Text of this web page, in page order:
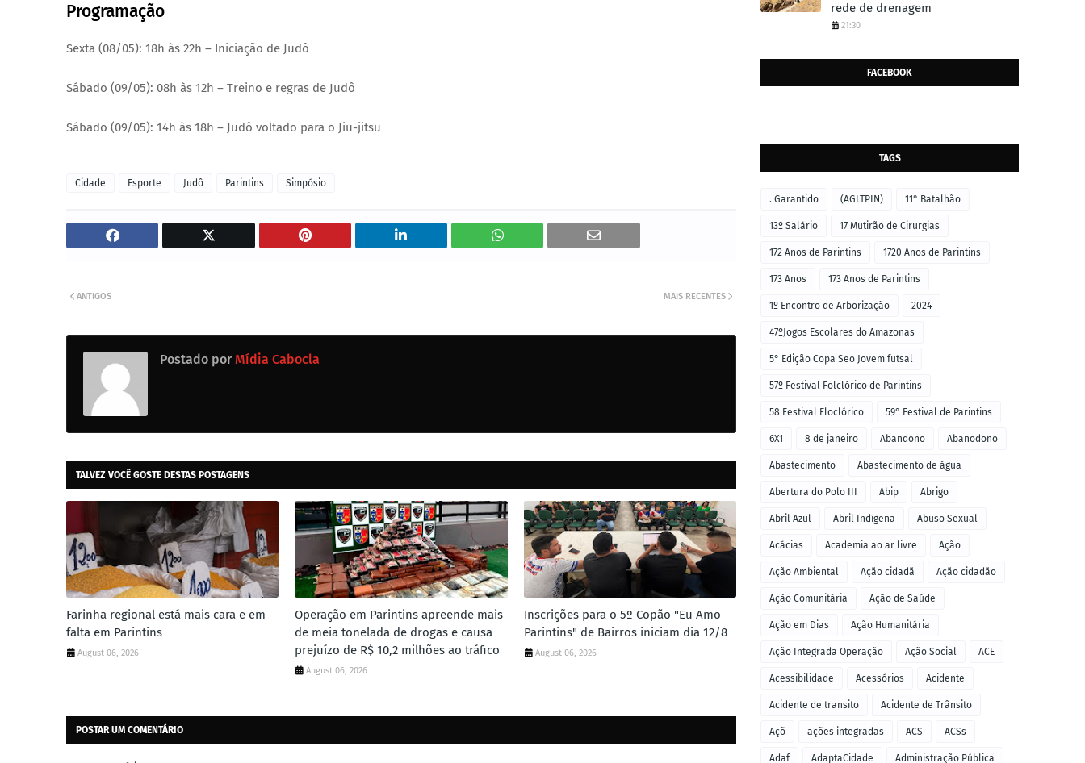
Programação
Sexta (08/05): 18h às 22h – Iniciação de Judô
Sábado (09/05): 08h às 12h – Treino e regras de Judô
Sábado (09/05): 14h às 18h – Judô voltado para o Jiu-jitsu
Cidade Esporte Judô Parintins Simpósio
MAIS RECENTES
ANTIGOS
Postado por Mídia Cabocla
TALVEZ VOCÊ GOSTE DESTAS POSTAGENS
Farinha regional está mais cara e em
falta em Parintins
August 06, 2026
Operação em Parintins apreende mais
de meia tonelada de drogas e causa
prejuízo de R$ 10,2 milhões ao tráfico
August 06, 2026
Inscrições para o 5º Copão "Eu Amo
Parintins" de Bairros iniciam dia 12/8
August 06, 2026
POSTAR UM COMENTÁRIO
rede de drenagem
21:30
FACEBOOK
TAGS
. Garantido (AGLTPIN) 11° Batalhão
13º Salário 17 Mutirão de Cirurgias
172 Anos de Parintins 1720 Anos de Parintins
173 Anos 173 Anos de Parintins
1º Encontro de Arborização 2024
47ºJogos Escolares do Amazonas
5° Edição Copa Seo Jovem futsal
57º Festival Folclórico de Parintins
58 Festival Floclórico 59° Festival de Parintins
6X1 8 de janeiro Abandono Abanodono
Abastecimento Abastecimento de água
Abertura do Polo III Abip Abrigo
Abril Azul Abril Indígena Abuso Sexual
Acácias Academia ao ar livre Ação
Ação Ambiental Ação cidadã Ação cidadão
Ação Comunitária Ação de Saúde
Ação em Dias Ação Humanitária
Ação Integrada Operação Ação Social ACE
Acessibilidade Acessórios Acidente
Acidente de transito Acidente de Trânsito
Açõ ações integradas ACS ACSs
Adaf AdaptaCidade Administração Pública